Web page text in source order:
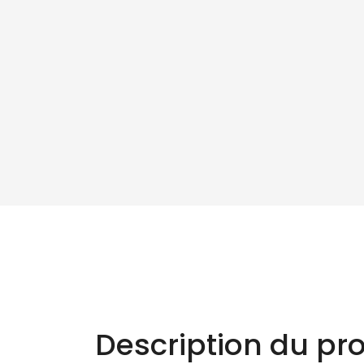
Description du